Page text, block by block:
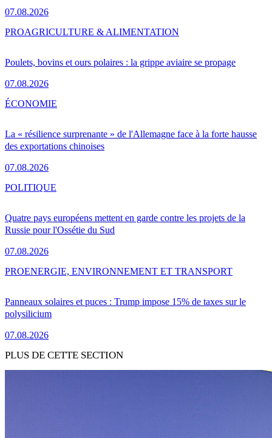
07.08.2026
Poulets, bovins et ours polaires : la grippe aviaire se propage
07.08.2026
PROAGRICULTURE & ALIMENTATION
La « résilience surprenante » de l'Allemagne face à la forte hausse
des exportations chinoises
07.08.2026
ÉCONOMIE
Quatre pays européens mettent en garde contre les projets de la
Russie pour l'Ossétie du Sud
07.08.2026
POLITIQUE
Panneaux solaires et puces : Trump impose 15% de taxes sur le
polysilicium
07.08.2026
PROENERGIE, ENVIRONNEMENT ET TRANSPORT
PLUS DE CETTE SECTION